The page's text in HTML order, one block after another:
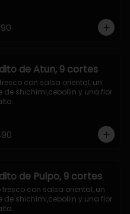
de Atun, 9 cortes
con salsa oriental, un
de shichimi,cebollin y una flor
de Pulpo, 9 cortes
fresco con salsa oriental, un
de shichimi,cebollin y una flor